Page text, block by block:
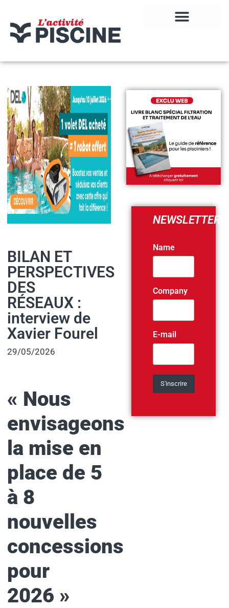
BILAN ET
PERSPECTIVES
DES
RÉSEAUX :
interview de
Xavier Fourel
29/05/2026
« Nous
envisageons
la mise en
place de 5
à 8
nouvelles
concessions
pour
2026 »
NEWSLETTER
Name
Company
E-mail